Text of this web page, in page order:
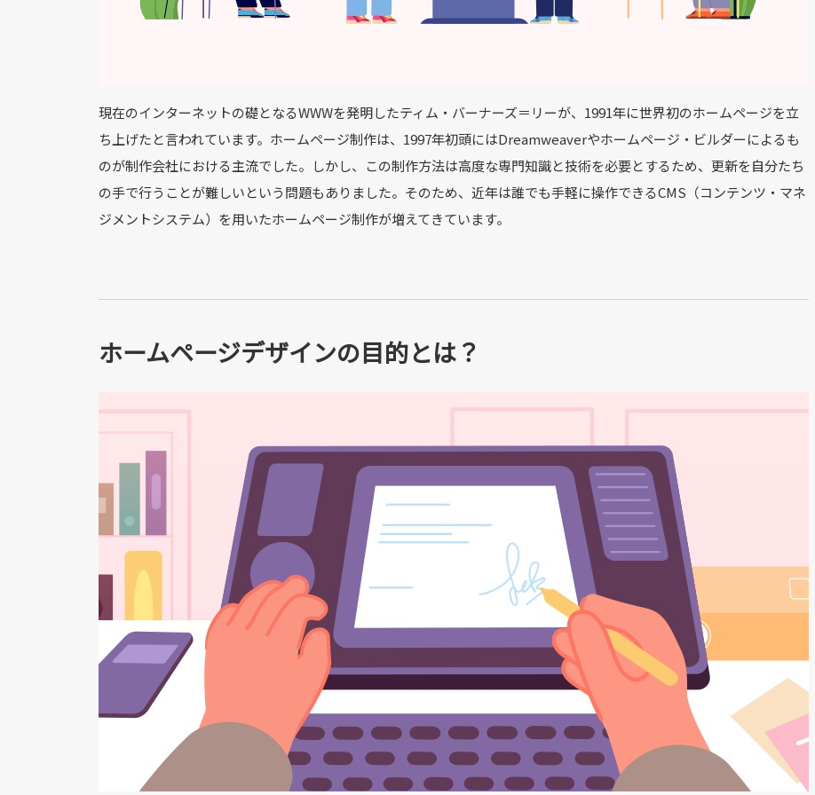
現在のインターネットの礎となるWWWを発明したティム・バーナーズ＝リーが、1991年に世界初のホームページを立
ち上げたと言われています。ホームページ制作は、1997年初頭にはDreamweaverやホームページ・ビルダーによるも
のが制作会社における主流でした。しかし、この制作方法は高度な専門知識と技術を必要とするため、更新を自分たち
の手で行うことが難しいという問題もありました。そのため、近年は誰でも手軽に操作できるCMS（コンテンツ・マネ
ジメントシステム）を用いたホームページ制作が増えてきています。
ホームページデザインの目的とは？